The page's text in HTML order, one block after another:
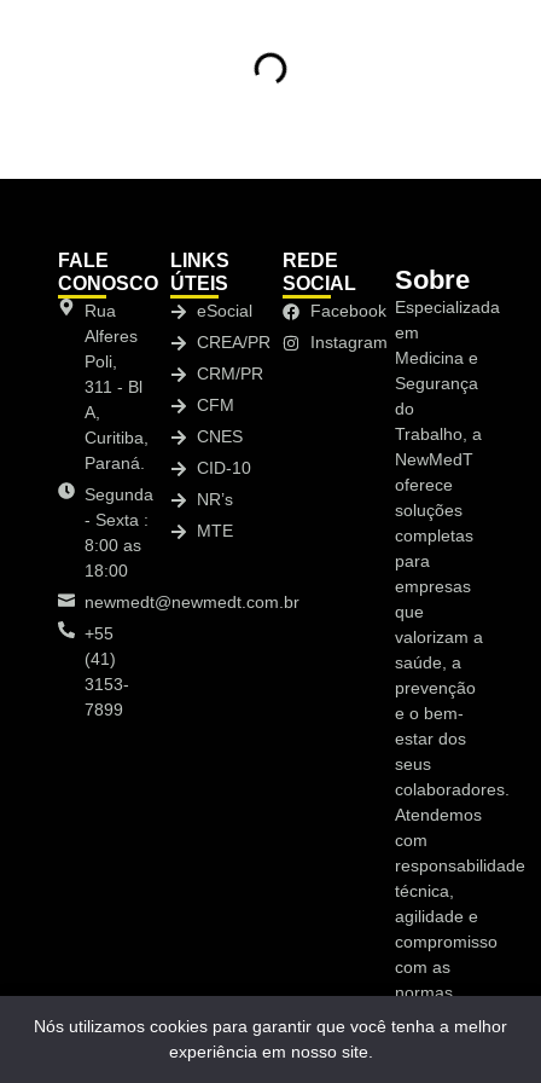
FALE
CONOSCO
Rua
Alferes
Poli,
311 - Bl
A,
Curitiba,
Paraná.
Segunda
- Sexta :
8:00 as
18:00
newmedt@newmedt.com.br
+55
(41)
3153-
7899
LINKS
ÚTEIS
eSocial
CREA/PR
CRM/PR
CFM
CNES
CID-10
NR’s
MTE
REDE
SOCIAL
Facebook
Instagram
Sobre
Especializada
em
Medicina e
Segurança
do
Trabalho, a
NewMedT
oferece
soluções
completas
para
empresas
que
valorizam a
saúde, a
prevenção
e o bem-
estar dos
seus
colaboradores.
Atendemos
com
responsabilidade
técnica,
agilidade e
compromisso
com as
normas
vigentes.
Nós utilizamos cookies para garantir que você tenha a melhor
experiência em nosso site.